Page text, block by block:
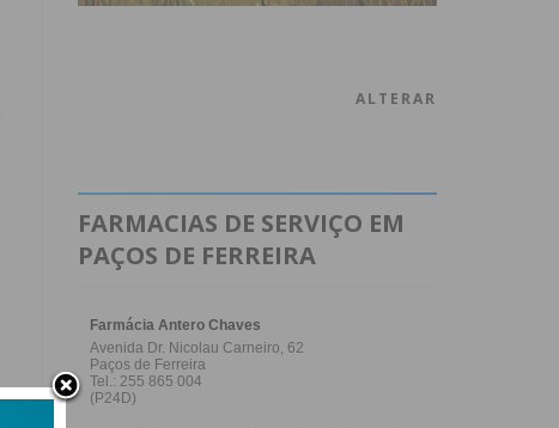
ALTERAR
FARMACIAS DE SERVIÇO EM
PAÇOS DE FERREIRA